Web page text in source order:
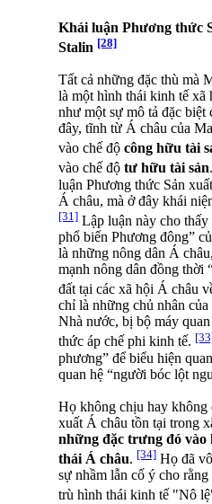
Khái luận Phương thức
Stalin [28]
Tất cả những đặc thù mà
là một hình thái kinh tế xã
như một sự mô tả đặc
đây, tĩnh từ Á châu của
vào chế độ công hữu tài
vào chế độ tư hữu tài sản.
luận Phương thức Sản
Á châu, mà ở đây khái
[31] Lập luận này cho
phổ biến Phương đông”
là những nông dân Á
mạnh nông dân đồng thời
đất tại các xã hội Á châu
chỉ là những chủ nhân
Nhà nước, bị bộ máy
thức áp chế phi kinh tế.
phương” để biểu hiện
quan hệ “người bóc lột
Họ không chịu hay không
xuất Á châu tồn tại trong
những đặc trưng đó vào
thái Á châu. [34] Họ đã
sự nhầm lẫn cố ý cho
trù hình thái kinh tế "Nô